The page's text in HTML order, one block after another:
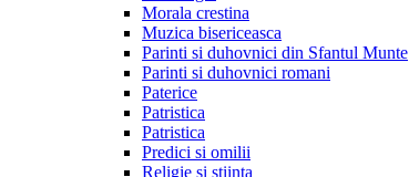
Morala crestina
Muzica bisericeasca
Parinti si duhovnici din Sfantul Munte
Parinti si duhovnici romani
Paterice
Patristica
Patristica
Predici si omilii
Religie si stiinta